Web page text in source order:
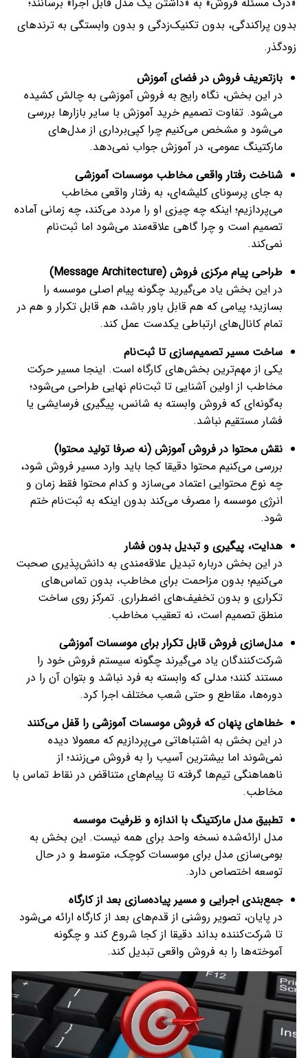
بدون پراکندگی، بدون تکنیک‌زدگی و بدون وابستگی به ترندهای
زودگذر.
بازتعریف فروش در فضای آموزش
در این بخش، نگاه رایج به فروش آموزشی به چالش کشیده
می‌شود. تفاوت تصمیم خرید آموزش با سایر بازارها بررسی
می‌شود و مشخص می‌کنیم چرا کپی‌برداری از مدل‌های
مارکتینگ عمومی، در آموزش جواب نمی‌دهد.
شناخت رفتار واقعی مخاطب موسسات آموزشی
به جای پرسونای کلیشه‌ای، به رفتار واقعی مخاطب
می‌پردازیم؛ اینکه چه چیزی او را مردد می‌کند، چه زمانی آماده
تصمیم است و چرا گاهی علاقه‌مند می‌شود اما ثبت‌نام
نمی‌کند.
طراحی پیام مرکزی فروش (Message Architecture)
در این بخش یاد می‌گیرید چگونه پیام اصلی موسسه را
بسازید؛ پیامی که هم قابل باور باشد، هم قابل تکرار و هم در
تمام کانال‌های ارتباطی یکدست عمل کند.
ساخت مسیر تصمیم‌سازی تا ثبت‌نام
یکی از مهم‌ترین بخش‌های کارگاه است. اینجا مسیر حرکت
مخاطب از اولین آشنایی تا ثبت‌نام نهایی طراحی می‌شود؛
به‌گونه‌ای که فروش وابسته به شانس، پیگیری فرسایشی یا
فشار مستقیم نباشد.
نقش محتوا در فروش آموزش (نه صرفا تولید محتوا)
بررسی می‌کنیم محتوا دقیقا کجا باید وارد مسیر فروش شود،
چه نوع محتوایی اعتماد می‌سازد و کدام محتوا فقط زمان و
انرژی موسسه را مصرف می‌کند بدون اینکه به ثبت‌نام ختم
شود.
هدایت، پیگیری و تبدیل بدون فشار
در این بخش درباره تبدیل علاقه‌مندی به دانش‌پذیری صحبت
می‌کنیم؛ بدون مزاحمت برای مخاطب، بدون تماس‌های
تکراری و بدون تخفیف‌های اضطراری. تمرکز روی ساخت
منطق تصمیم است، نه تعقیب مخاطب.
مدل‌سازی فروش قابل تکرار برای موسسات آموزشی
شرکت‌کنندگان یاد می‌گیرند چگونه سیستم فروش خود را
مستند کنند؛ مدلی که وابسته به فرد نباشد و بتوان آن را در
دوره‌ها، مقاطع و حتی شعب مختلف اجرا کرد.
خطاهای پنهان که فروش موسسات آموزشی را قفل می‌کنند
در این بخش به اشتباهاتی می‌پردازیم که معمولا دیده
نمی‌شوند اما بیشترین آسیب را به فروش می‌زنند؛ از
ناهماهنگی تیم‌ها گرفته تا پیام‌های متناقض در نقاط تماس با
مخاطب.
تطبیق مدل مارکتینگ با اندازه و ظرفیت موسسه
مدل ارائه‌شده نسخه واحد برای همه نیست. این بخش به
بومی‌سازی مدل برای موسسات کوچک، متوسط و در حال
توسعه اختصاص دارد.
جمع‌بندی اجرایی و مسیر پیاده‌سازی بعد از کارگاه
در پایان، تصویر روشنی از قدم‌های بعد از کارگاه ارائه می‌شود
تا شرکت‌کننده بداند دقیقا از کجا شروع کند و چگونه
آموخته‌ها را به فروش واقعی تبدیل کند.